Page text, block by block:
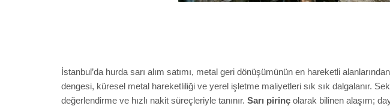
İstanbul’da hurda sarı alım satımı, metal geri dönüşümünün en hareketli
dengesi, küresel metal hareketliliği ve yerel işletme maliyetleri sık sık dalgalanır.
değerlendirme ve hızlı nakit süreçleriyle tanınır. Sarı pirinç olarak bilinen alaşım;